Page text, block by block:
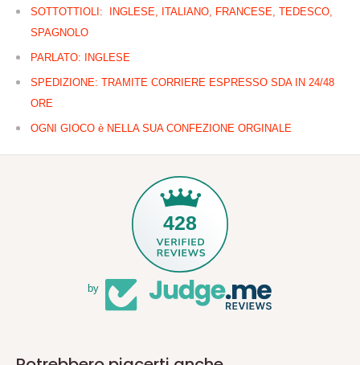
SOTTOTTIOLI: INGLESE, ITALIANO, FRANCESE, TEDESCO,
SPAGNOLO
PARLATO: INGLESE
SPEDIZIONE: TRAMITE CORRIERE ESPRESSO SDA IN 24/48
ORE
OGNI GIOCO è NELLA SUA CONFEZIONE ORGINALE
428
by